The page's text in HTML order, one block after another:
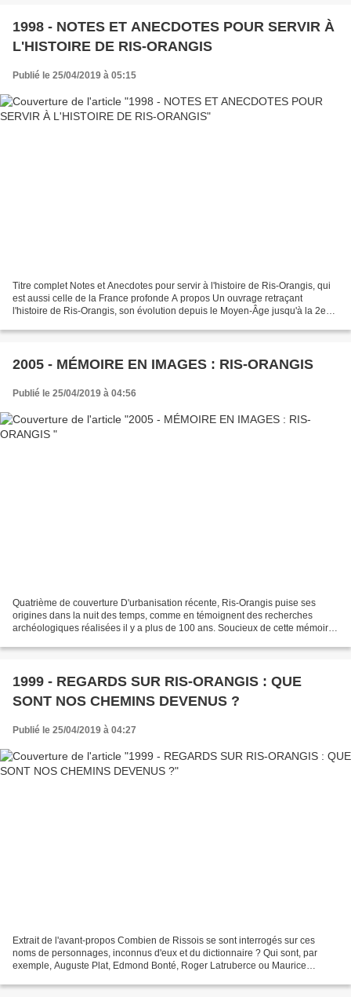
1998 - NOTES ET ANECDOTES POUR SERVIR À
L'HISTOIRE DE RIS-ORANGIS
Publié le 25/04/2019 à 05:15
Titre complet Notes et Anecdotes pour servir à l'histoire de Ris-Orangis, qui
est aussi celle de la France profonde A propos Un ouvrage retraçant
l'histoire de Ris-Orangis, son évolution depuis le Moyen-Âge jusqu'à la 2e
2005 - MÉMOIRE EN IMAGES : RIS-ORANGIS
Publié le 25/04/2019 à 04:56
Quatrième de couverture D'urbanisation récente, Ris-Orangis puise ses
origines dans la nuit des temps, comme en témoignent des recherches
archéologiques réalisées il y a plus de 100 ans. Soucieux de cette mémoire,
1999 - REGARDS SUR RIS-ORANGIS : QUE
SONT NOS CHEMINS DEVENUS ?
Publié le 25/04/2019 à 04:27
Extrait de l'avant-propos Combien de Rissois se sont interrogés sur ces
noms de personnages, inconnus d'eux et du dictionnaire ? Qui sont, par
exemple, Auguste Plat, Edmond Bonté, Roger Latruberce ou Maurice